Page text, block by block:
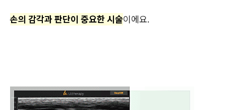
손의 감각과 판단이 중요한 시술이에요.